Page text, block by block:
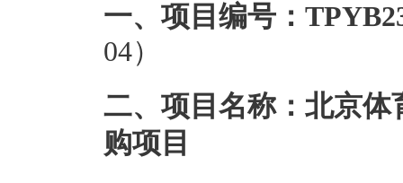
一、项目编号：
04）
二、项目名称：北京
购项目